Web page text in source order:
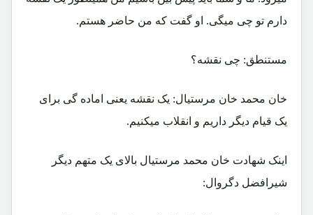
دارم تو چی میگی. او گفت که من حاضر هستم.
مستنطق: چی نقشه؟
خان محمد خان مرستیال: یک نقشه یعنی اماده گی برای
یک قیام دیگر داریم و انقلاب میکنیم.
اینک شهادت خان محمد مرستیال بالای یک متهم دیگر
شیرافضل دگروال: